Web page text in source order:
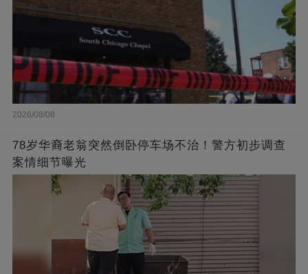
2026/08/08
78岁华裔老翁突然倒卧停车场不治！警方初步调查
案情细节曝光